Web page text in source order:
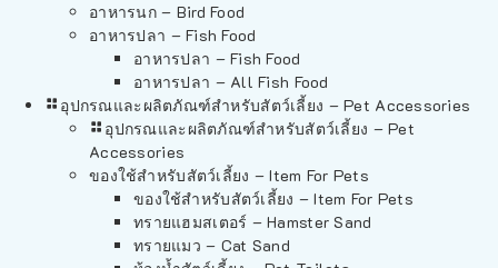
อาหารนก – Bird Food
อาหารปลา – Fish Food
อาหารปลา – Fish Food
อาหารปลา – All Fish Food
อุปกรณและผลิตภัณฑ์สำหรับสัตว์เลี้ยง – Pet Accessories
อุปกรณและผลิตภัณฑ์สำหรับสัตว์เลี้ยง – Pet
Accessories
ของใช้สำหรับสัตว์เลี้ยง – Item For Pets
ของใช้สำหรับสัตว์เลี้ยง – Item For Pets
ทรายแฮมสเตอร์ – Hamster Sand
ทรายแมว – Cat Sand